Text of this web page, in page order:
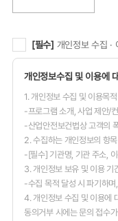
[필수] 개인정보 수집 ·
개인정보수집 및 이용에
1. 개인정보 수집 및 이용목적
-프로그램 소개, 사업 제안/
-산업안전보건법상 고객의
2. 수집하는 개인정보의 항목
-[필수] 기관명, 기관 주소,
3. 개인정보 보유 및 이용 기
-수집 목적 달성 시 파기하
4. 개인정보 수집 및 이용에
동의거부 시에는 문의 접수